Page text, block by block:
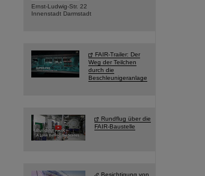
Ernst-Ludwig-Str. 22
Innenstadt Darmstadt
FAIR-Trailer: Der
Weg der Teilchen
durch die
Beschleunigeranlage
Rundflug über die
FAIR-Baustelle
Besichtigung von